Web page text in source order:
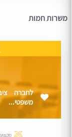
משרות חמות
לחברה
משפטי...